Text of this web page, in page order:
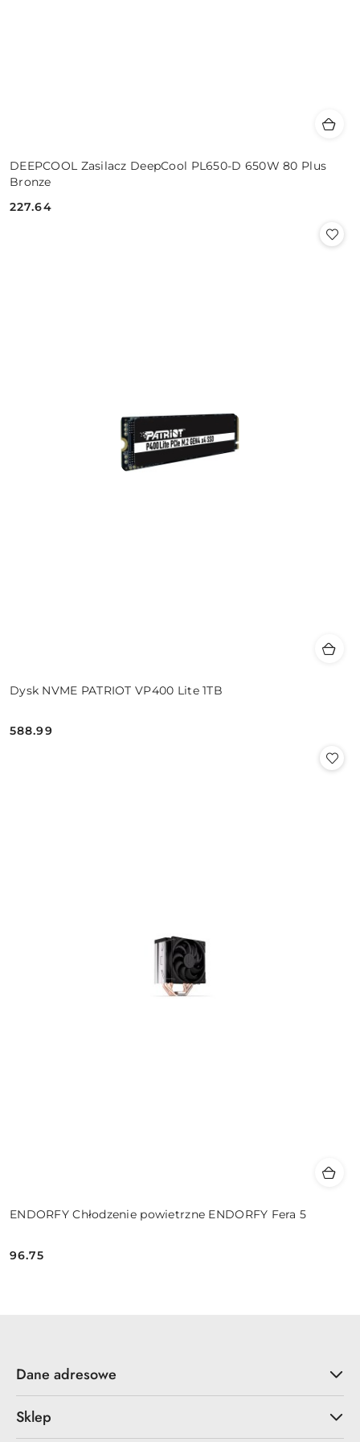
DEEPCOOL Zasilacz DeepCool PL650-D 650W 80 Plus
Bronze
Cena:
227.64
Dysk NVME PATRIOT VP400 Lite 1TB
Cena:
588.99
ENDORFY Chłodzenie powietrzne ENDORFY Fera 5
Cena:
96.75
Dane adresowe
Sklep